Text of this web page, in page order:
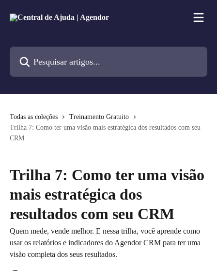
Todas as coleções
Treinamento Gratuito
Trilha 7: Como ter uma visão mais estratégica dos resultados com seu
CRM
Trilha 7: Como ter uma visão
mais estratégica dos
resultados com seu CRM
Quem mede, vende melhor. E nessa trilha, você aprende como
usar os relatórios e indicadores do Agendor CRM para ter uma
visão completa dos seus resultados.